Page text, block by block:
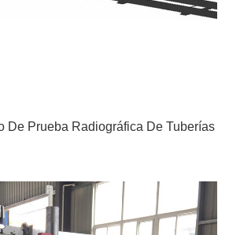
De Prueba Radiográfica De Tuberías